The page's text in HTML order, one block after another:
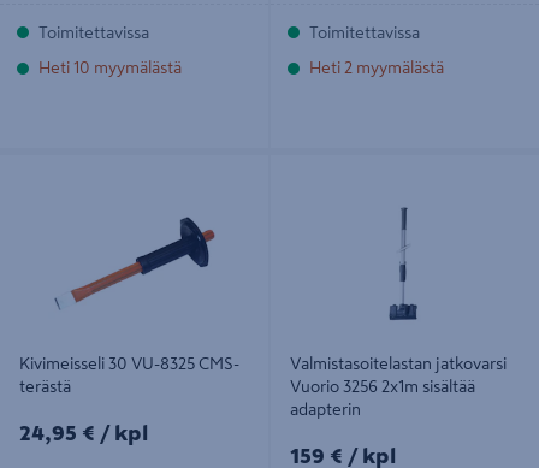
Toimitettavissa
Heti 10 myymälästä
Toimitettavissa
Heti 2 myymälästä
Kivimeisseli 30 VU-8325 CMS-
terästä
24,95€/kpl
24,95 € / kpl
Valmistasoitelastan jatkovarsi
Vuorio 3256 2x1m sisältää
adapterin
159€/kpl
159 € / kpl